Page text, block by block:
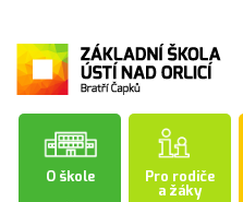
O škole Pro rodiče
a žáky